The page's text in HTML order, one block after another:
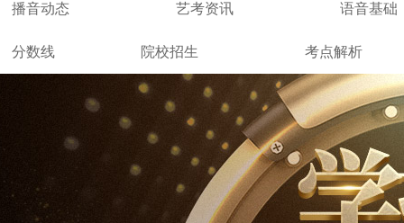
播音动态 艺考资讯 语音基础
分数线 院校招生 考点解析